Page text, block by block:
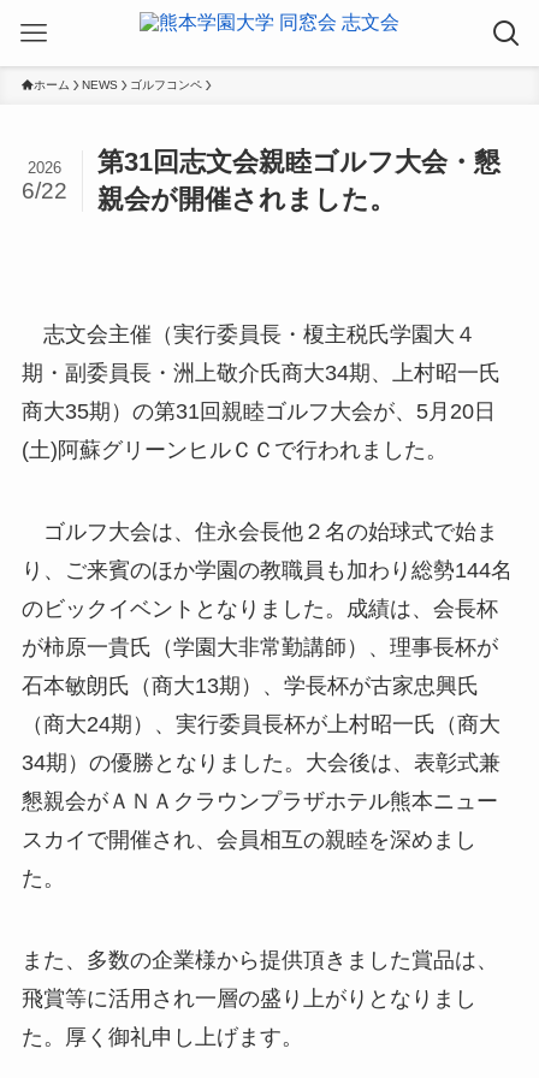
ホーム NEWS ゴルフコンペ
第31回志文会親睦ゴルフ大会・懇
親会が開催されました。
2026
6/22
志文会主催（実行委員長・榎主税氏学園大４
期・副委員長・洲上敬介氏商大34期、上村昭一氏
商大35期）の第31回親睦ゴルフ大会が、5月20日
(土)阿蘇グリーンヒルＣＣで行われました。
ゴルフ大会は、住永会長他２名の始球式で始ま
り、ご来賓のほか学園の教職員も加わり総勢144名
のビックイベントとなりました。成績は、会長杯
が柿原一貴氏（学園大非常勤講師）、理事長杯が
石本敏朗氏（商大13期）、学長杯が古家忠興氏
（商大24期）、実行委員長杯が上村昭一氏（商大
34期）の優勝となりました。大会後は、表彰式兼
懇親会がＡＮＡクラウンプラザホテル熊本ニュー
スカイで開催され、会員相互の親睦を深めまし
た。
また、多数の企業様から提供頂きました賞品は、
飛賞等に活用され一層の盛り上がりとなりまし
た。厚く御礼申し上げます。